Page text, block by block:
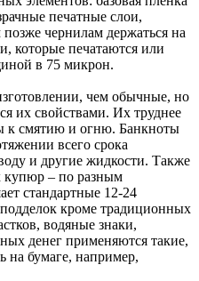
печатные слои,
чернилам держаться на
которые печатаются или
в 75 микрон.
чем обычные, но
их свойствами. Их труднее
к смятию и огню. Банкноты
всего срока
и другие жидкости. Также
купюр – по разным
стандартные 12-24
кроме традиционных
водяные знаки,
денег применяются такие,
на бумаге, например,